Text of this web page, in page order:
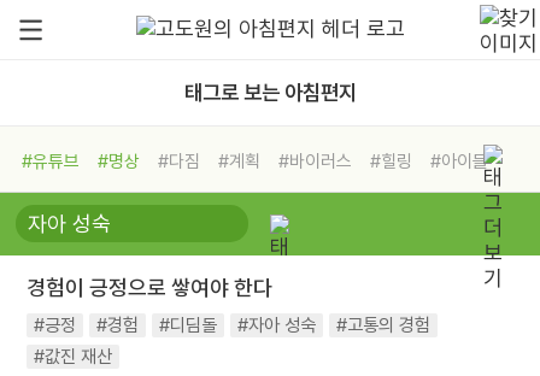
태그로 보는 아침편지
#유튜브 #명상 #다짐 #계획 #바이러스 #힐링
#아이들
#비전캠프
#독서캠프 #삶
#희망
#나눔 #친구 #링컨학교
#독서
#건강 #면역력
경험이 긍정으로 쌓여야 한다
#긍정 #경험 #디딤돌 #자아 성숙
#고통의 경험
#값진 재산